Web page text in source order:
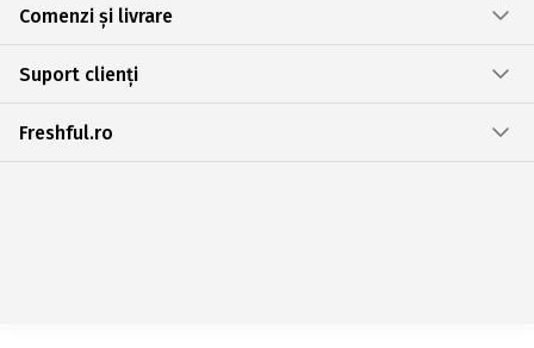
Comenzi și livrare
Suport clienți
Freshful.ro